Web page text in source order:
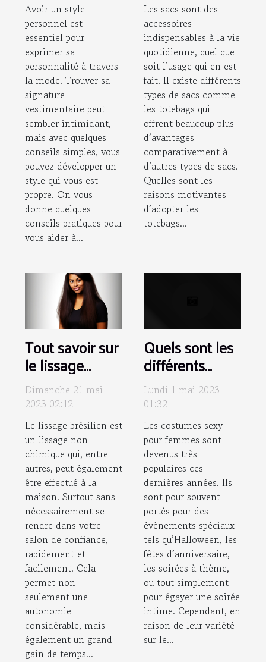
Avoir un style
personnel est
essentiel pour
exprimer sa
personnalité à travers
la mode. Trouver sa
signature
vestimentaire peut
sembler intimidant,
mais avec quelques
conseils simples, vous
pouvez développer un
style qui vous est
propre. On vous
donne quelques
conseils pratiques pour
vous aider à...
Les sacs sont des
accessoires
indispensables à la vie
quotidienne, quel que
soit l’usage qui en est
fait. Il existe différents
types de sacs comme
les totebags qui
offrent beaucoup plus
d’avantages
comparativement à
d’autres types de sacs.
Quelles sont les
raisons motivantes
d’adopter les
totebags...
Tout savoir sur
le lissage
brésilien
Dimanche 21 mai
2023 02:12
Le lissage brésilien est
un lissage non
chimique qui, entre
autres, peut également
être effectué à la
maison. Surtout sans
nécessairement se
rendre dans votre
salon de confiance,
rapidement et
facilement. Cela
permet non
seulement une
autonomie
considérable, mais
également un grand
gain de temps...
Quels sont les
différents
types de
costumes
sexys pour
femme
disponibles sur
le marché ?
Lundi 1 mai 2023
01:32
Les costumes sexy
pour femmes sont
devenus très
populaires ces
dernières années. Ils
sont pour souvent
portés pour des
évènements spéciaux
tels qu’Halloween, les
fêtes d’anniversaire,
les soirées à thème,
ou tout simplement
pour égayer une soirée
intime. Cependant, en
raison de leur variété
sur le...